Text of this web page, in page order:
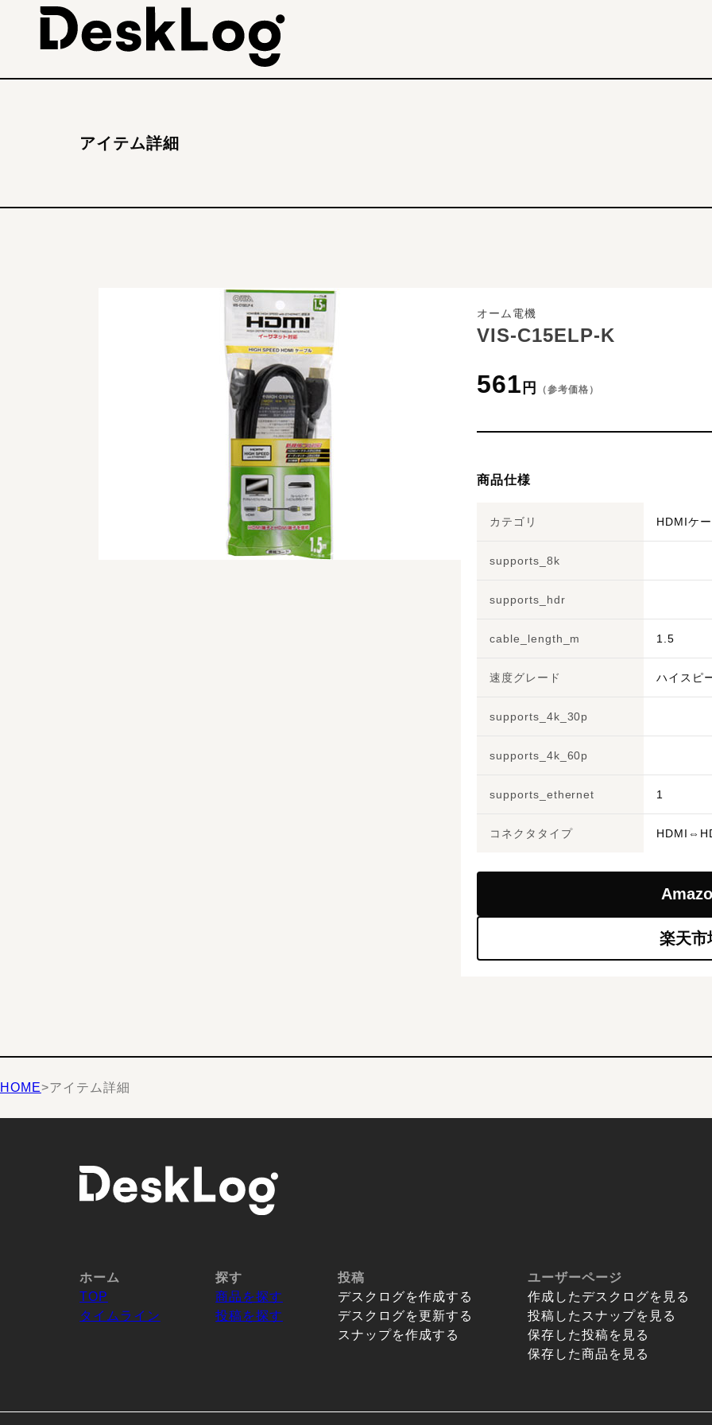
アイテム詳細
オーム電機
VIS-C15ELP-K
561 円 （参考価格）
商品仕様
カテゴリ HDMIケ
supports_8k
supports_hdr
cable_length_m 1.5
速度グレード ハイスピ
supports_4k_30p
supports_4k_60p
supports_ethernet 1
コネクタタイプ
楽天市
HOME>アイテム詳細
ホーム
TOP
タイムライン
探す
商品を探す
投稿を探す
投稿
デスクログを作成する
デスクログを更新する
スナップを作成する
ユーザーページ
作成したデスクログを見る
投稿したスナップを見る
保存した投稿を見る
保存した商品を見る